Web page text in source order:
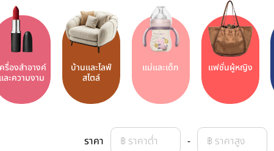
รื่องสำอางค์
และความงาม
บ้านและไลฟ์
สไตล์
แม่และเด็ก แฟชั่นผู้หญิง
ราคา -